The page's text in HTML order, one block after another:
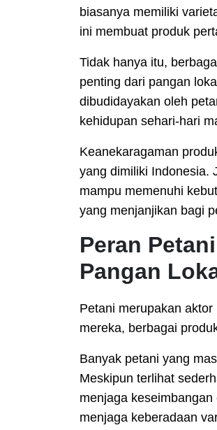
biasanya memiliki
ini membuat produk
Tidak hanya itu,
penting dari pangan
dibudidayakan oleh
kehidupan sehari-hari
Keanekaragaman
yang dimiliki Indonesia.
mampu memenuhi
yang menjanjikan bagi
Peran
Pangan
Petani merupakan
mereka, berbagai
Banyak petani yang
Meskipun terlihat
menjaga
menjaga keberadaan